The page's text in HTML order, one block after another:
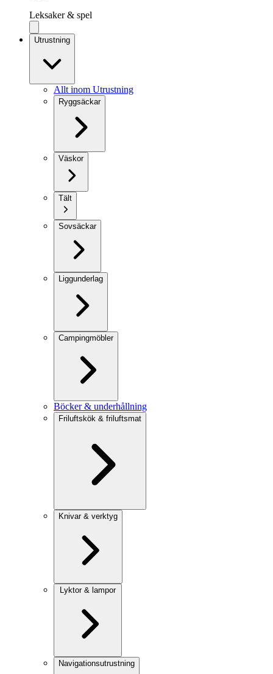
Leksaker & spel
Utrustning
Allt inom Utrustning
Ryggsäckar
Väskor
Tält
Sovsäckar
Liggunderlag
Campingmöbler
Böcker & underhållning
Friluftskök & friluftsmat
Knivar & verktyg
Lyktor & lampor
Navigationsutrustning